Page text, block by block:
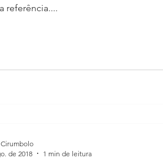
referência....
de 2018
1 min de leitura